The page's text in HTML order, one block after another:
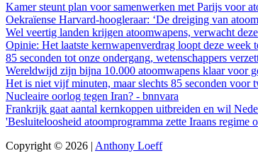
Kamer steunt plan voor samenwerken met Parijs voor
Oekraïense Harvard-hoogleraar: ‘De dreiging van
Wel veertig landen krijgen atoomwapens, verwacht
Opinie: Het laatste kernwapenverdrag loopt deze week
85 seconden tot onze ondergang, wetenschappers
Wereldwijd zijn bijna 10.000 atoomwapens klaar voor
Het is niet vijf minuten, maar slechts 85 seconden voor
Nucleaire oorlog tegen Iran? - bnnvara
Frankrijk gaat aantal kernkoppen uitbreiden en wil
'Besluiteloosheid atoomprogramma zette Iraans regime
Copyright © 2026 | Anthony Loeff